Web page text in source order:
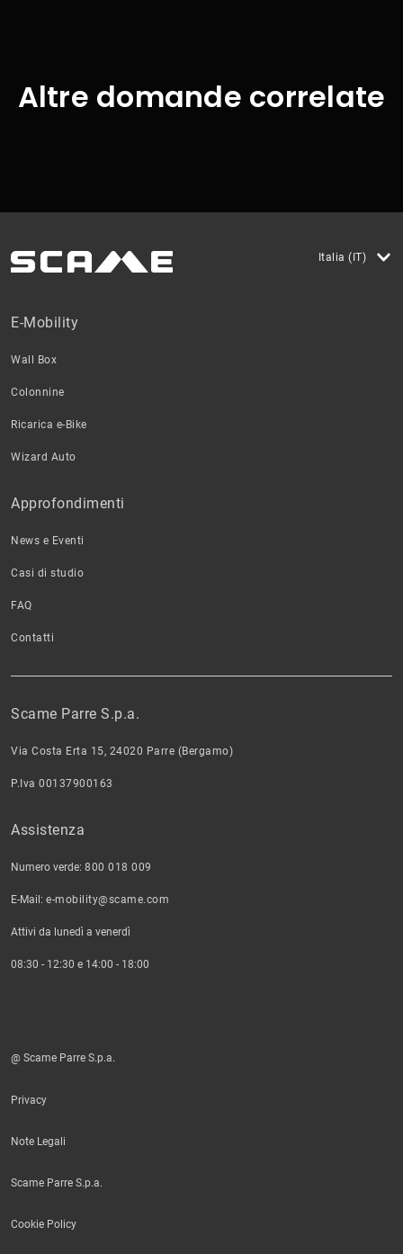
Altre domande correlate
Italia (IT)
Scame Parre S.p.a.
Via Costa Erta 15, 24020 Parre (Bergamo)
P.Iva 00137900163
Assistenza
Numero verde: 800 018 009
E-Mail: e-mobility@scame.com
Attivi da lunedì a venerdì
08:30 - 12:30 e 14:00 - 18:00
E-Mobility
Wall Box
Colonnine
Ricarica e-Bike
Wizard Auto
Approfondimenti
News e Eventi
Casi di studio
FAQ
Contatti
@ Scame Parre S.p.a.
Privacy
Note Legali
Scame Parre S.p.a.
Cookie Policy